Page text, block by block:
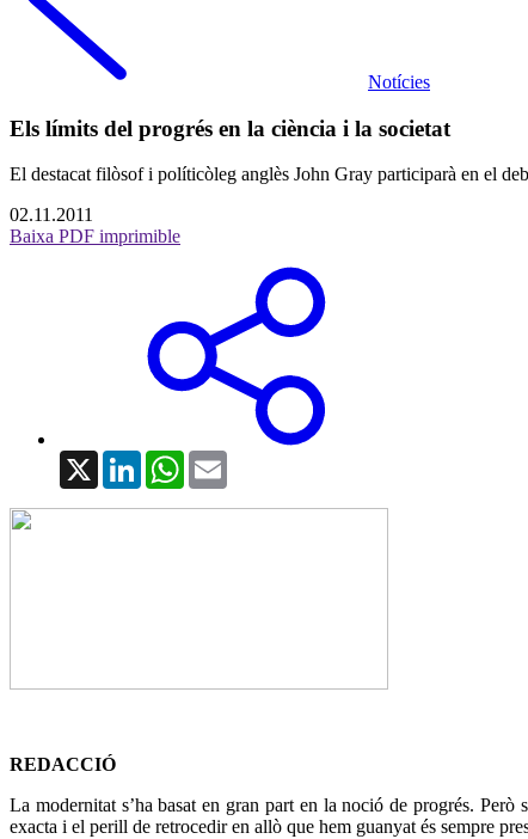
Notícies
Els límits del progrés en la ciència i la societat
El destacat filòsof i políticòleg anglès John Gray participarà en el
02.11.2011
Baixa PDF imprimible
X LinkedInWhatsApp
REDACCIÓ
La modernitat s’ha basat en gran part en la noció de progrés.
exacta i el perill de retrocedir en allò que hem guanyat és sempre